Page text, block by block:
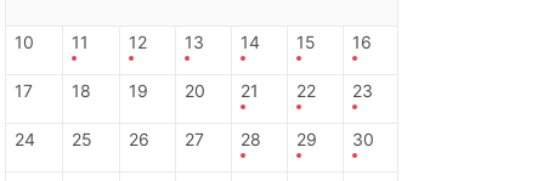
10 11 12 13 14 15 16
17 18 19 20 21 22 23
24 25 26 27 28 29 30